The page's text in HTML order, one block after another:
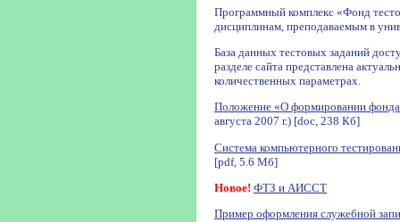
Программный комплекс «Фонд
дисциплинам, преподаваемым в
База данных тестовых заданий
разделе сайта представлена
количественных параметрах.
Положение «О формировании фонда
августа 2007 г.) [doc, 238 Кб]
Система компьютерного
[pdf, 5.6 Мб]
Новое! ФТЗ и АИССТ
Пример оформления служебной